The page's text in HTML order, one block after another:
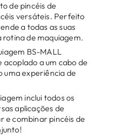
de pincéis de
versáteis. Perfeito
a todas as suas
rotina de maquiagem.
BS-MALL
a um cabo de
uma experiência de
inclui todos os
aplicações de
e combinar pincéis de